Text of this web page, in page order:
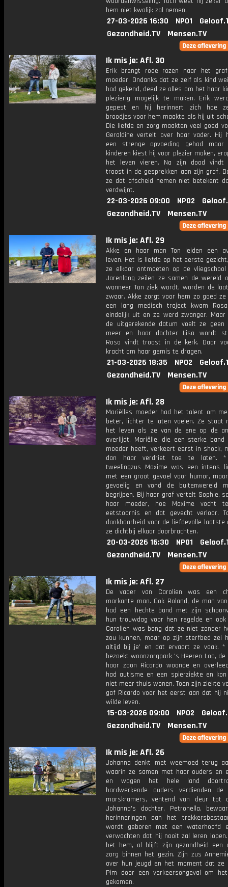
hem niet kwalijk zal nemen.
27-03-2026 16:30 NPO1
Gezondheid.TV
Mensen.TV
Ik mis je: Afl. 30
Erik brengt rode rozen naar het
moeder. Ondanks dat ze zelf als kind
had gekend, deed ze alles om het haar
plezierig mogelijk te maken. Erik
gepest en hij herinnert zich hoe
broodjes voor hem maakte als hij uit
Die liefde en zorg maakten veel goed
Geraldine vertelt over haar vader. Hij
een strenge opvoeding gehad
kinderen kiest hij voor plezier maken,
het leven vieren. Na zijn dood vindt
troost in de gesprekken aan zijn graf.
ze dat afscheid nemen niet betekent
verdwijnt.
22-03-2026 09:00 NPO2
Gezondheid.TV
Mensen.TV
Ik mis je: Afl. 29
Akke en haar man Ton leiden een
leven. Het is liefde op het eerste
ze elkaar ontmoeten op de vliegschool
Jarenlang zeilen ze samen de wereld
wanneer Ton ziek wordt, worden de
zwaar. Akke zorgt voor hem zo goed
een lang medisch traject kwam
eindelijk uit en ze werd zwanger.
de uitgerekende datum voelt ze geen
meer en haar dochter Lisa wordt
Rosa vindt troost in de kerk. Daar
kracht om haar gemis te dragen.
21-03-2026 18:35 NPO2
Gezondheid.TV
Mensen.TV
Ik mis je: Afl. 28
Mariëlles moeder had het talent om
beter, lichter te laten voelen. Ze staat
het leven als ze van de ene op de
overlijdt. Mariëlle, die een sterke
moeder heeft, verkeert eerst in shock,
dan haar verdriet toe te laten. *
tweelingzus Maxime was een intens
met een groot gevoel voor humor,
gevoelig en vond de buitenwereld
begrijpen. Bij haar graf vertelt Sophie,
haar moeder, hoe Maxime vocht
eetstoornis en dat gevecht verloor.
dankbaarheid voor de liefdevolle laatste
ze dichtbij elkaar doorbrachten.
20-03-2026 16:30 NPO1
Gezondheid.TV
Mensen.TV
Ik mis je: Afl. 27
De vader van Carolien was een
markante man. Ook Roland, de man
had een hechte band met zijn
hun trouwdag voor hen regelde en ook
Carolien was bang dat ze niet zonder
zou kunnen, maar op zijn sterfbed zei
altijd bij je' en dat ervaart ze vaak. *
bezoekt woonzorgpark 's Heeren Loo,
haar zoon Ricardo woonde en
had autisme en een spierziekte en
niet meer thuis wonen. Toen zijn ziekte
gaf Ricardo voor het eerst aan dat hij
wilde leven.
15-03-2026 09:00 NPO2
Gezondheid.TV
Mensen.TV
Ik mis je: Afl. 26
Johanna denkt met weemoed terug
waarin ze samen met haar ouders en
en wagen het hele land
hardwerkende ouders verdienden
marskramers, ventend van deur tot
Johanna's dochter, Petronella,
herinneringen aan het
wordt geboren met een waterhoofd
verwachten dat hij nooit zal leren
het hem, al blijft zijn gezondheid een
zorg binnen het gezin. Zijn zus
over hun jeugd en het moment dat ze
Pim door een verkeersongeval om
gekomen.